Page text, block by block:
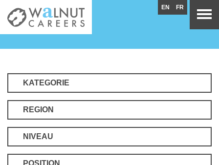
KATEGORIE
REGION
NIVEAU
POSITION
EN FR